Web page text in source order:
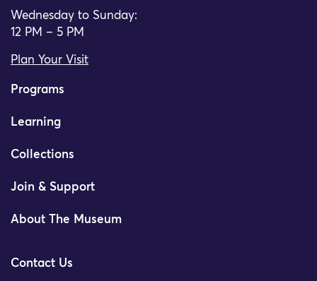
Wednesday to Sunday:
12 PM – 5 PM
Plan Your Visit
Programs
Learning
Collections
Join & Support
About The Museum
Contact Us